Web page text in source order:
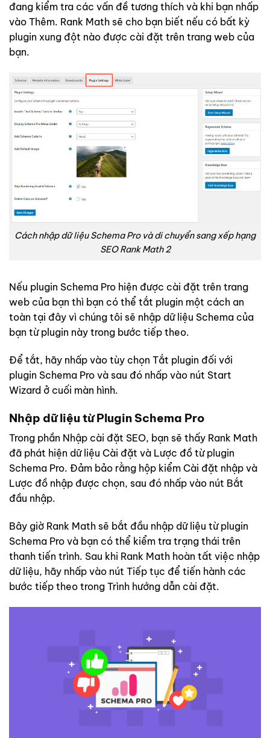
đang kiểm tra các vấn đề tương thích và khi bạn nhấp
vào Thêm. Rank Math sẽ cho bạn biết nếu có bất kỳ
plugin xung đột nào được cài đặt trên trang web của
bạn.
Cách nhập dữ liệu Schema Pro và di chuyển sang xếp hạng
SEO Rank Math 2
Nếu plugin Schema Pro hiện được cài đặt trên trang
web của bạn thì bạn có thể tắt plugin một cách an
toàn tại đây vì chúng tôi sẽ nhập dữ liệu Schema của
bạn từ plugin này trong bước tiếp theo.
Để tắt, hãy nhấp vào tùy chọn Tắt plugin đối với
plugin Schema Pro và sau đó nhấp vào nút Start
Wizard ở cuối màn hình.
Nhập dữ liệu từ Plugin Schema Pro
Trong phần Nhập cài đặt SEO, bạn sẽ thấy Rank Math
đã phát hiện dữ liệu Cài đặt và Lược đồ từ plugin
Schema Pro. Đảm bảo rằng hộp kiểm Cài đặt nhập và
Lược đồ nhập được chọn, sau đó nhấp vào nút Bắt
đầu nhập.
Bây giờ Rank Math sẽ bắt đầu nhập dữ liệu từ plugin
Schema Pro và bạn có thể kiểm tra trạng thái trên
thanh tiến trình. Sau khi Rank Math hoàn tất việc nhập
dữ liệu, hãy nhấp vào nút Tiếp tục để tiến hành các
bước tiếp theo trong Trình hướng dẫn cài đặt.